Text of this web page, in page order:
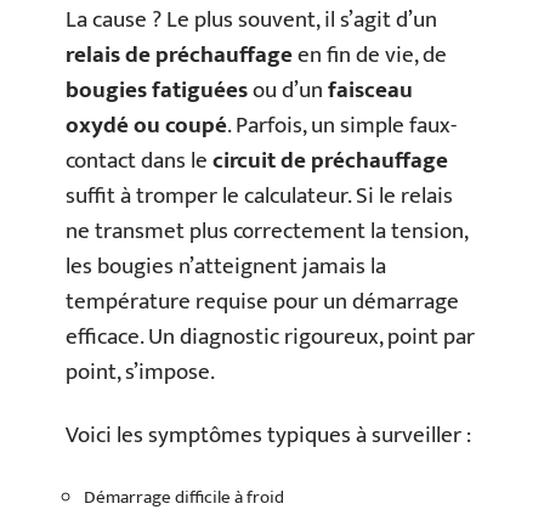
La cause ? Le plus souvent, il s’agit d’un
relais de préchauffageen fin de vie, de
bougies fatiguéesou d’unfaisceau
oxydé ou coupé. Parfois, un simple faux-
contact dans lecircuit de préchauffage
suffit à tromper le calculateur. Si le relais
ne transmet plus correctement la tension,
les bougies n’atteignent jamais la
température requise pour un démarrage
efficace. Un diagnostic rigoureux, point par
point, s’impose.
Voici les symptômes typiques à surveiller :
Démarrage difficile à froid